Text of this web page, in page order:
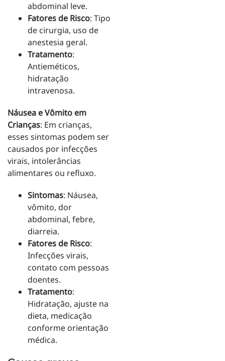
abdominal leve.
Fatores de Risco: Tipo
de cirurgia, uso de
anestesia geral.
Tratamento:
Antieméticos,
hidratação
intravenosa.
Náusea e Vômito em
Crianças: Em crianças,
esses sintomas podem ser
causados por infecções
virais, intolerâncias
alimentares ou refluxo.
Sintomas: Náusea,
vômito, dor
abdominal, febre,
diarreia.
Fatores de Risco:
Infecções virais,
contato com pessoas
doentes.
Tratamento:
Hidratação, ajuste na
dieta, medicação
conforme orientação
médica.